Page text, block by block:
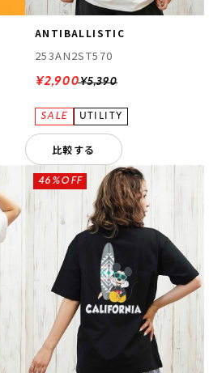
ANTIBALLISTIC
253AN2ST570
¥5,390
¥2,900
比較する
46%OFF